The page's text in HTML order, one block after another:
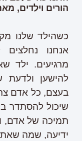
הורים וילדים,
כשהילד שלנו
אנחנו
מרגיעים. ילד
להישען ולדעת
בעצם, כל אדם
שיכול להסתדר
תמיכה של אדם,
ידיעה, שמה